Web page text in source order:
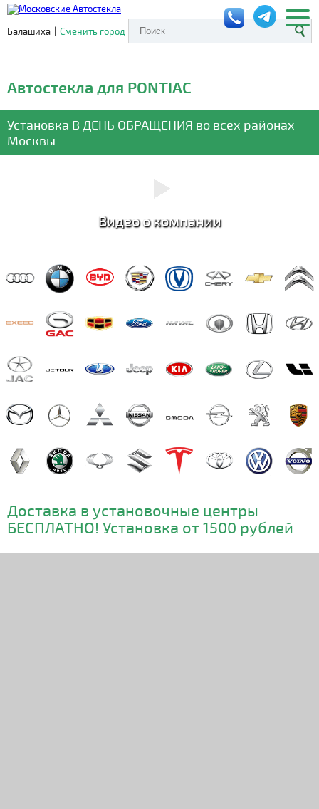
Балашиха | Сменить город
Автостекла для PONTIAC
Установка В ДЕНЬ ОБРАЩЕНИЯ во всех районах
Москвы
Видео о компании
Доставка в установочные центры
БЕСПЛАТНО! Установка от 1500 рублей